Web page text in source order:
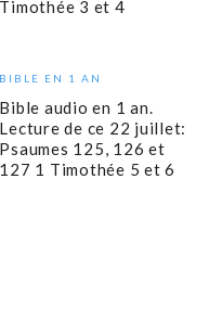
Timothée 3 et 4
BIBLE EN 1 AN
Bible audio en 1 an.
Lecture de ce 22 juillet:
Psaumes 125, 126 et
127 1 Timothée 5 et 6